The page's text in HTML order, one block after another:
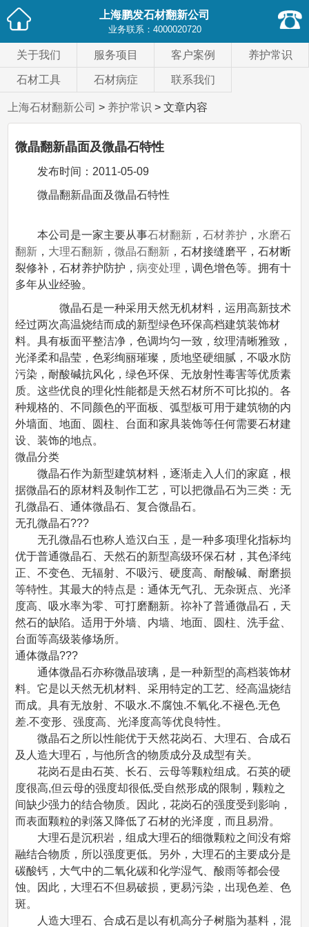
上海鹏发石材翻新公司
业务联系： 4000020720
关于我们 服务项目 客户案例 养护常识
石材工具 石材病症 联系我们
上海石材翻新公司 > 养护常识 > 文章内容
微晶翻新晶面及微晶石特性
发布时间： 2011-05-09
微晶翻新晶面及微晶石特性
本公司是一家主要从事石材翻新 ，石材养护 ， 水磨石
翻新 ， 大理石翻新 ，微晶石翻新 ，石材接缝磨平，石材断
裂修补，石材养护防护，病变处理 ，调色增色等。拥有十
多年从业经验。
微晶石是一种采用天然无机材料，运用高新技术
经过两次高温烧结而成的新型绿色环保高档建筑装饰材
料。具有板面平整洁净，色调均匀一致，纹理清晰雅致，
光泽柔和晶莹，色彩绚丽璀璨，质地坚硬细腻，不吸水防
污染，耐酸碱抗风化，绿色环保、无放射性毒害等优质素
质。这些优良的理化性能都是天然石材所不可比拟的。各
种规格的、不同颜色的平面板、弧型板可用于建筑物的内
外墙面、地面、圆柱、台面和家具装饰等任何需要石材建
设、装饰的地点。
微晶分类
微晶石作为新型建筑材料，逐渐走入人们的家庭，根
据微晶石的原材料及制作工艺，可以把微晶石为三类：无
孔微晶石、通体微晶石、复合微晶石。
无孔微晶石???
无孔微晶石也称人造汉白玉，是一种多项理化指标均
优于普通微晶石、天然石的新型高级环保石材，其色泽纯
正、不变色、无辐射、不吸污、硬度高、耐酸碱、耐磨损
等特性。其最大的特点是：通体无气孔、无杂斑点、光泽
度高、吸水率为零、可打磨翻新。祢补了普通微晶石，天
然石的缺陷。适用于外墙、内墙、地面、圆柱、洗手盆、
台面等高级装修场所。
通体微晶???
通体微晶石亦称微晶玻璃，是一种新型的高档装饰材
料。它是以天然无机材料、采用特定的工艺、经高温烧结
而成。具有无放射、不吸水.不腐蚀.不氧化.不褪色.无色
差.不变形、强度高、光泽度高等优良特性。
微晶石之所以性能优于天然花岗石、大理石、合成石
及人造大理石，与他所含的物质成分及成型有关。
花岗石是由石英、长石、云母等颗粒组成。石英的硬
度很高,但云母的强度却很低,受自然形成的限制，颗粒之
间缺少强力的结合物质。因此，花岗石的强度受到影响，
而表面颗粒的剥落又降低了石材的光泽度，而且易滑。
大理石是沉积岩，组成大理石的细微颗粒之间没有熔
融结合物质，所以强度更低。另外，大理石的主要成分是
碳酸钙，大气中的二氧化碳和化学湿气、酸雨等都会侵
蚀。因此，大理石不但易破损，更易污染，出现色差、色
斑。
人造大理石、合成石是以有机高分子树脂为基料，混